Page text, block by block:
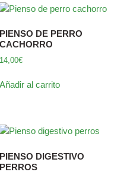
PIENSO DE PERRO
CACHORRO
14,00€
Añadir al carrito
PIENSO DIGESTIVO
PERROS